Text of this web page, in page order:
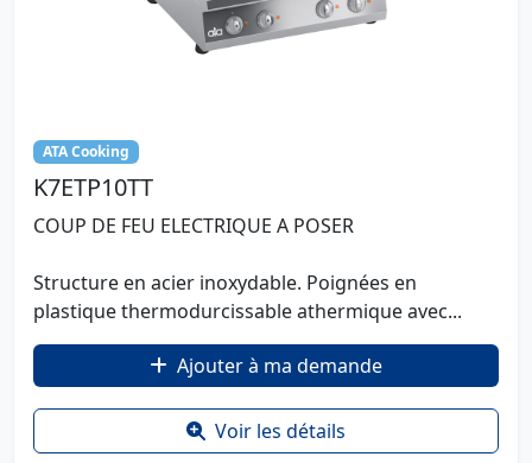
ATA Cooking
K7ETP10TT
COUP DE FEU ELECTRIQUE A POSER
Structure en acier inoxydable. Poignées en
plastique thermodurcissable athermique avec...
Ajouter à ma demande
Voir les détails